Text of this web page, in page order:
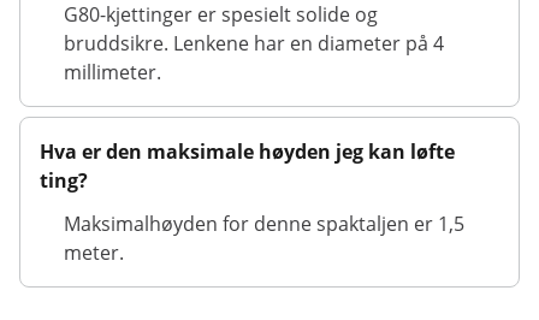
G80-kjettinger er spesielt solide og
bruddsikre. Lenkene har en diameter på 4
millimeter.
Hva er den maksimale høyden jeg kan løfte
ting?
Maksimalhøyden for denne spaktaljen er 1,5
meter.